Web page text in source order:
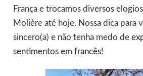
França e trocamos diversos
Molière até hoje. Nossa dica para
sincero(a) e não tenha medo de
sentimentos em francês!